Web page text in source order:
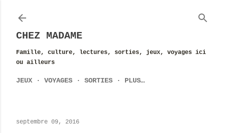
CHEZ MADAME
Famille, culture, lectures, sorties, jeux, voyages ici
ou ailleurs
JEUX VOYAGES SORTIES PLUS…
septembre 09, 2016